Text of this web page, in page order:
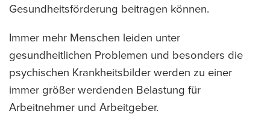
Gesundheitsförderung beitragen können.
Immer mehr Menschen leiden unter
gesundheitlichen Problemen und besonders die
psychischen Krankheitsbilder werden zu einer
immer größer werdenden Belastung für
Arbeitnehmer und Arbeitgeber.